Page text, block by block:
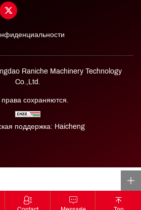
Raniche Machinery Technology
Co.,Ltd.
сохраняются.
поддержка: Haicheng